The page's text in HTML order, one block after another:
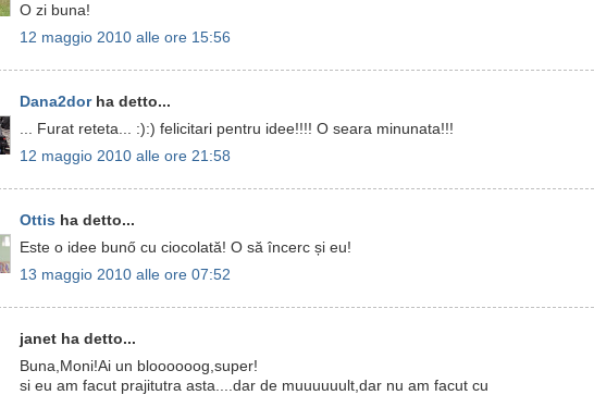
O zi buna!
12 maggio 2010 alle ore 15:56
Dana2dorha detto...
... Furat reteta... :):) felicitari pentru idee!!!! O seara minunata!!!
12 maggio 2010 alle ore 21:58
Ottis ha detto...
Este o idee bunő cu ciocolată! O să încerc și eu!
13 maggio 2010 alle ore 07:52
janet ha detto...
Buna,Moni!Ai un bloooooog,super!
si eu am facut prajitutra asta....dar de muuuuuult,dar nu am facut cu